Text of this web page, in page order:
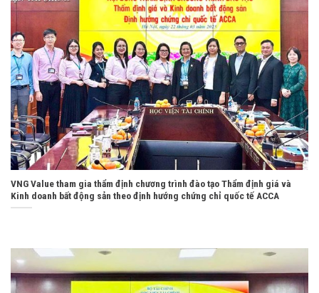
VNG Value tham gia thẩm định chương trình đào tạo Thẩm định giá và
Kinh doanh bất động sản theo định hướng chứng chỉ quốc tế ACCA